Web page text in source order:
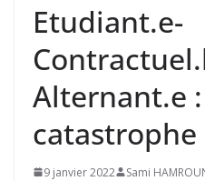
Etudiant.e-
Alternant.e
catastrophe
9 janvier 2022 Sami